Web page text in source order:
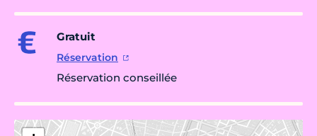
Gratuit
Réservation
Réservation conseillée